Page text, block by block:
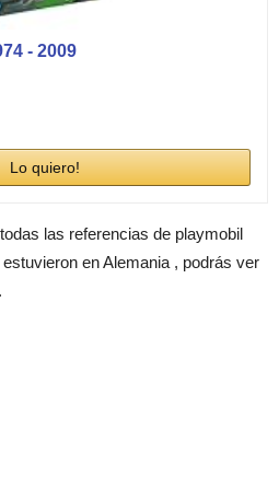
- 2009
Lo quiero!
las referencias de playmobil
en Alemania , podrás ver